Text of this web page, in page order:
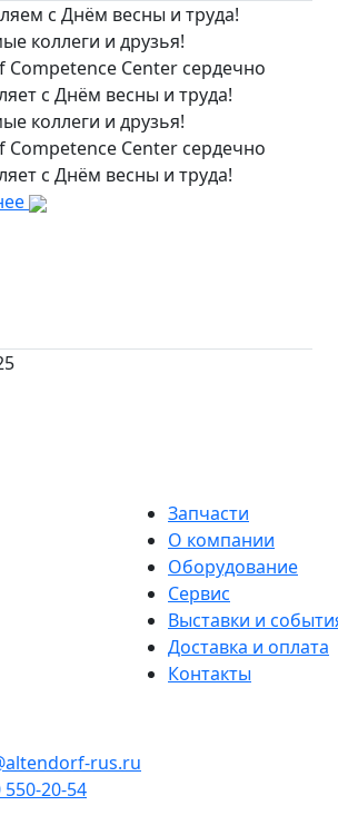
с Днём весны и труда!
коллеги и друзья!
Competence Center сердечно
с Днём весны и труда!
коллеги и друзья!
Competence Center сердечно
с Днём весны и труда!
Запчасти
О компании
Оборудование
Сервис
Выставки и
Доставка и оплата
Контакты
rus.ru
550-20-54